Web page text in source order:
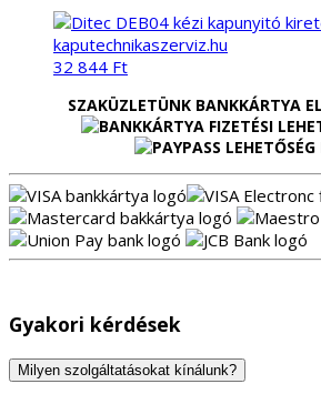
32 844 Ft
SZAKÜZLETÜNK BANKKÁRTYA
Gyakori kérdések
Milyen szolgáltatásokat kínálunk?